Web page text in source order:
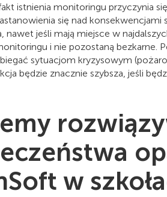
istnienia monitoringu przyczynia
się nad
nawet jeśli mają miejsce w
i nie pozostaną bezkarne.
sytuacjom kryzysowym
będzie znacznie szybsza, jeśli
w